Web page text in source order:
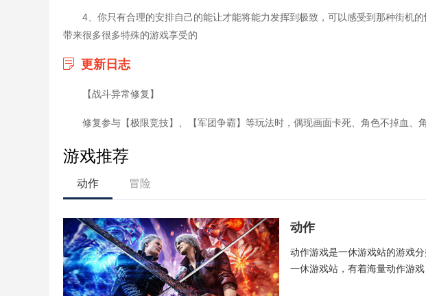
4、你只有合理的安排自己的能让才能将能力发挥到极致，可以感受到那种街机
带来很多很多特殊的游戏享受的
更新日志
【战斗异常修复】
修复参与【极限竞技】、【军团争霸】等玩法时，偶现画面卡死、角色不掉血、
游戏推荐
动作 冒险
动作
动作游戏是一休游戏站的游戏
一休游戏站，有着海量动作游